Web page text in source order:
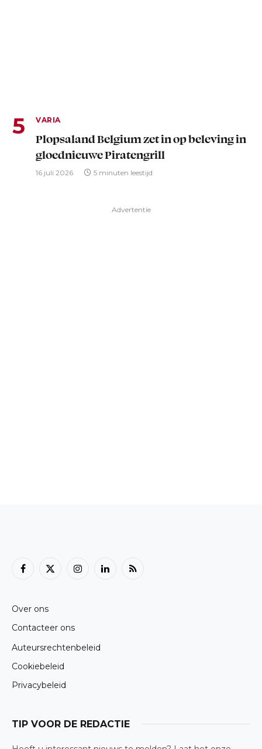
VARIA
Plopsaland Belgium zet in op beleving in
gloednieuwe Piratengrill
16 juli 2026 5 minuten leestijd
Advertentie
Facebook
X
InstagramLinkedInRSS
Over ons
Contacteer ons
Auteursrechtenbeleid
Cookiebeleid
Privacybeleid
TIP VOOR DE REDACTIE